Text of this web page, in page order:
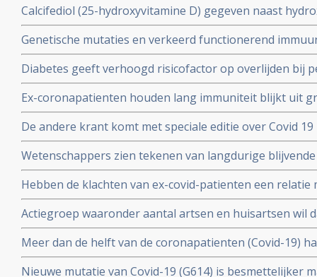
Calcifediol (25-hydroxyvitamine D) gegeven naast
in vroeg stadium van een behandeling voor COVID-
het aantal opnames op de intensive care-afdeling en
Genetische mutaties en verkeerd functionerend
interferon type 1 komt voor bij ca 10 tot 15 procent
Diabetes geeft verhoogd risicofactor op overlijden bij
coronavirus - COVID-19, zelfs na correctie voor
en relevante andere aandoeningen - comorbiditeit
Ex-coronapatienten houden lang immuniteit blijkt uit
procent van besmette personen had antistoffen en 44
mensen had antistoffen en immuniteit.
De andere krant komt met speciale editie over Covid
kritische artikelen die zeker ook gelezen zouden
Wetenschappers zien tekenen van langdurige
coronavirus - Covid-19, zelfs na milde infecties. Blijkt
Hebben de klachten van ex-covid-patienten een relatie
vermoeidheidssyndroom? Er zijn wel heel veel
wetenschappers
Actiegroep waaronder aantal artsen en huisartsen wil
mogelijkheid moet krijgen om de huisarts te vragen
standaard aanpak voor covid-19 zoals die nu geldt.
Meer dan de helft van de coronapatienten (Covid-19)
hoest (84%), koorts (80%), spierpijn (63%), koude
hoofdpijn (59%), en kortademigheid (57%)
Nieuwe mutatie van Covid-19 (G614) is besmettelijker